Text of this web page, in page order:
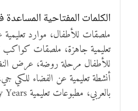
الكلمات المفتاحية
ملصقات للأطفال، موارد
للأطفال مرحلة روضة، عرض
أنشطة تعليمية عن الفضاء للكي
بالعربي، مطبوعات تعليمية Early Years.